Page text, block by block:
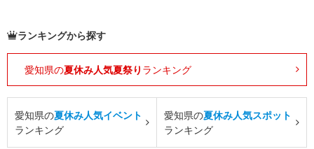
ランキングから探す
愛知県の夏休み人気夏祭り ランキング
愛知県の夏休み人気イベント
ランキング
愛知県の夏休み人気スポット
ランキング